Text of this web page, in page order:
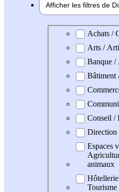
Afficher les filtres de
Domaine Achats /
Arts /
Banque /
Bâtiment
Conseil /
Direction
Espaces
animaux